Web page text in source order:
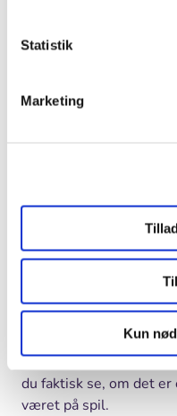
Statistik
Marketing
Kun
Her er en hjortesti - en veksel -
Om sommeren æder
er der ikke meget af
knopper og friske
haren også, men hvis
du faktisk se, om det
været på spil.